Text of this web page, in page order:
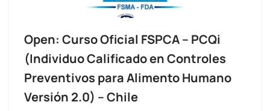
Open: Curso Oficial FSPCA – PCQi
(Individuo Calificado en Controles
Preventivos para Alimento Humano
Versión 2.0) – Chile